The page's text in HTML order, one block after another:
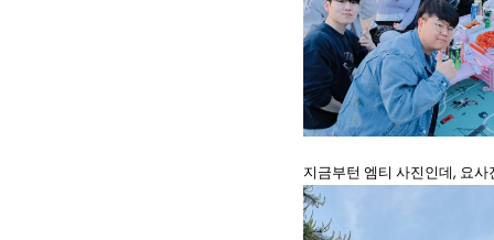
지금부턴 엠티 사진인데, 요